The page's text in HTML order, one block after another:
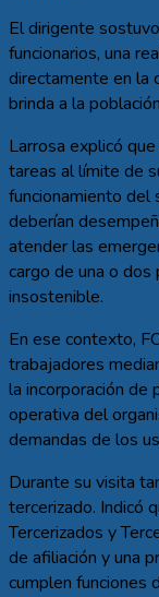
El dirigente
funcionarios, una
directamente en la
brinda a la
Larrosa explicó
tareas al límite de
funcionamiento del
deberían
atender las
cargo de una o dos
insostenible.
En ese contexto,
trabajadores
la incorporación de
operativa del
demandas de los
Durante su visita
tercerizado. Indicó
Tercerizados y
de afiliación y una
cumplen funciones